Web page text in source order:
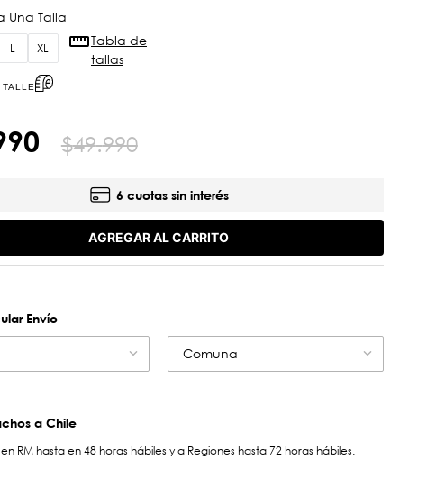
L XL
TALLE
Tabla de
tallas
$49.990
6 cuotas sin interés
AGREGAR AL CARRITO
Envío
Comuna
a Chile
RM hasta en 48 horas hábiles y a Regiones hasta 72 horas hábiles.